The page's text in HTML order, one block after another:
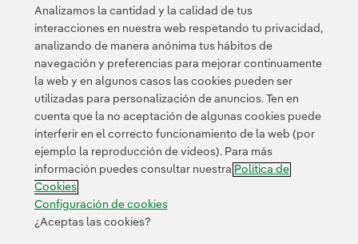
Contacta Política de Privacidad Información legal
Transparencia en el uso de la IA Política de cookies
Configuración de cookies Accesibilidad Canal de denuncias
© 2026 Iberdrola, S.A. Reservados todos los derechos.
Analizamos la cantidad y la calidad de tus
interacciones en nuestra web respetando tu privacidad,
analizando de manera anónima tus hábitos de
navegación y preferencias para mejorar continuamente
la web y en algunos casos las cookies pueden ser
utilizadas para personalización de anuncios. Ten en
cuenta que la no aceptación de algunas cookies puede
interferir en el correcto funcionamiento de la web (por
ejemplo la reproducción de videos). Para más
información puedes consultar nuestra Política de
Cookies
Configuración de cookies
¿Aceptas las cookies?